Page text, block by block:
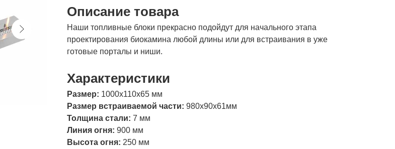
Описание товара
Наши топливные блоки прекрасно подойдут для начального этапа
проектирования биокамина любой длины или для встраивания в уже
готовые порталы и ниши.
Характеристики
Размер: 1000х110х65 мм
Размер встраиваемой части: 980х90х61мм
Толщина стали: 7 мм
Линия огня: 900 мм
Высота огня: 250 мм